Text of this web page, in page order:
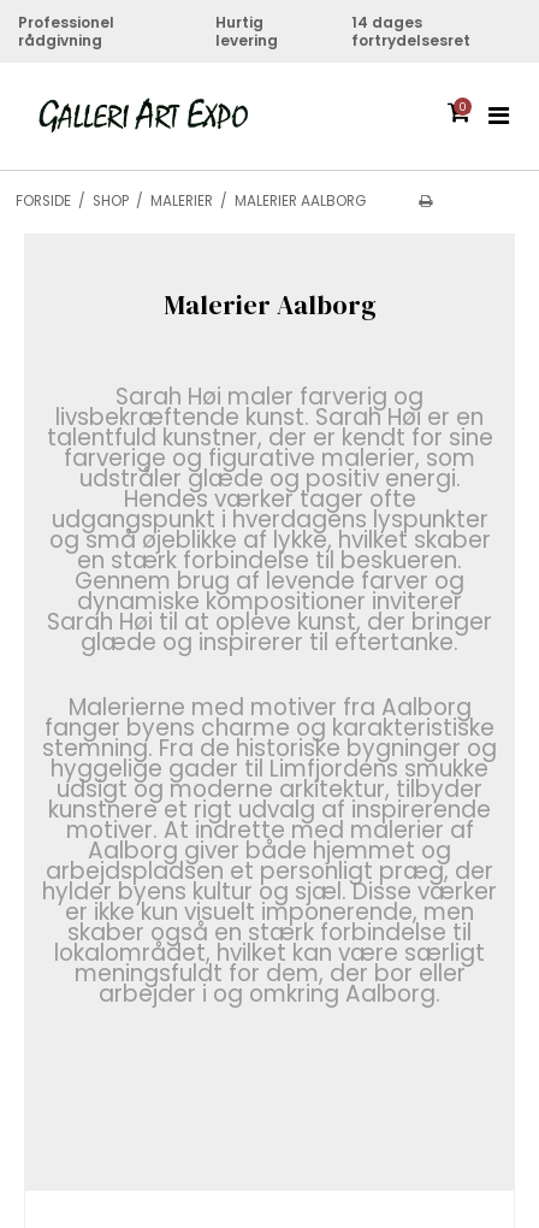
Professionel
rådgivning
Hurtig
levering
14 dages
fortrydelsesret
0
FORSIDE / SHOP / MALERIER / MALERIER AALBORG
Malerier Aalborg
Sarah Høi maler farverig og
livsbekræftende kunst. Sarah Høi er en
talentfuld kunstner, der er kendt for sine
farverige og figurative malerier, som
udstråler glæde og positiv energi.
Hendes værker tager ofte
udgangspunkt i hverdagens lyspunkter
og små øjeblikke af lykke, hvilket skaber
en stærk forbindelse til beskueren.
Gennem brug af levende farver og
dynamiske kompositioner inviterer
Sarah Høi til at opleve kunst, der bringer
glæde og inspirerer til eftertanke.
Malerierne med motiver fra Aalborg
fanger byens charme og karakteristiske
stemning. Fra de historiske bygninger og
hyggelige gader til Limfjordens smukke
udsigt og moderne arkitektur, tilbyder
kunstnere et rigt udvalg af inspirerende
motiver. At indrette med malerier af
Aalborg giver både hjemmet og
arbejdspladsen et personligt præg, der
hylder byens kultur og sjæl. Disse værker
er ikke kun visuelt imponerende, men
skaber også en stærk forbindelse til
lokalområdet, hvilket kan være særligt
meningsfuldt for dem, der bor eller
arbejder i og omkring Aalborg.